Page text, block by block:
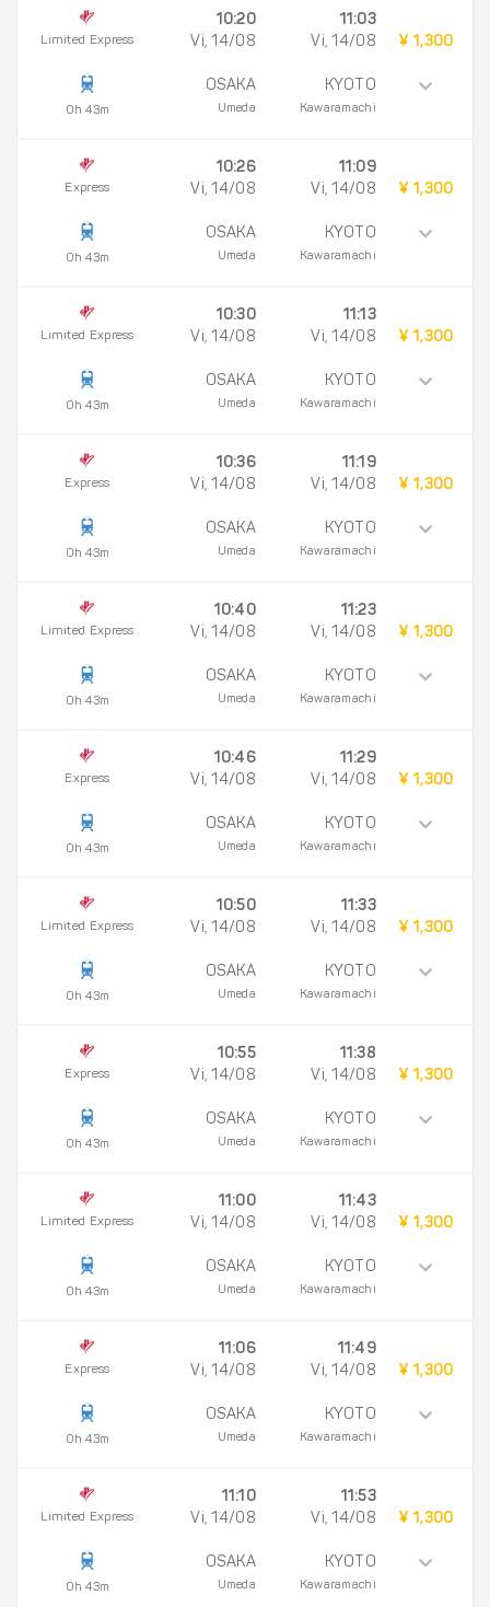
Limited Express
0h 43m
10:20
Vi, 14/08
OSAKA
Umeda
11:03
Vi, 14/08
KYOTO
Kawaramachi
¥ 1,300
Express
0h 43m
10:26
Vi, 14/08
OSAKA
Umeda
11:09
Vi, 14/08
KYOTO
Kawaramachi
¥ 1,300
Limited Express
0h 43m
10:30
Vi, 14/08
OSAKA
Umeda
11:13
Vi, 14/08
KYOTO
Kawaramachi
¥ 1,300
Express
0h 43m
10:36
Vi, 14/08
OSAKA
Umeda
11:19
Vi, 14/08
KYOTO
Kawaramachi
¥ 1,300
Limited Express
0h 43m
10:40
Vi, 14/08
OSAKA
Umeda
11:23
Vi, 14/08
KYOTO
Kawaramachi
¥ 1,300
Express
0h 43m
10:46
Vi, 14/08
OSAKA
Umeda
11:29
Vi, 14/08
KYOTO
Kawaramachi
¥ 1,300
Limited Express
0h 43m
10:50
Vi, 14/08
OSAKA
Umeda
11:33
Vi, 14/08
KYOTO
Kawaramachi
¥ 1,300
Express
0h 43m
10:55
Vi, 14/08
OSAKA
Umeda
11:38
Vi, 14/08
KYOTO
Kawaramachi
¥ 1,300
Limited Express
0h 43m
11:00
Vi, 14/08
OSAKA
Umeda
11:43
Vi, 14/08
KYOTO
Kawaramachi
¥ 1,300
Express
0h 43m
11:06
Vi, 14/08
OSAKA
Umeda
11:49
Vi, 14/08
KYOTO
Kawaramachi
¥ 1,300
Limited Express
0h 43m
11:10
Vi, 14/08
OSAKA
Umeda
11:53
Vi, 14/08
KYOTO
Kawaramachi
¥ 1,300